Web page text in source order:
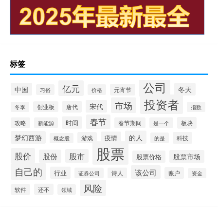
标签
中国 习俗 亿元 价格 元宵节 公司 冬天
冬季 创业板 唐代 宋代 市场 投资者 指数
攻略 新能源 时间 春节 春节期间 是一个 板块
梦幻西游 概念股 游戏 疫情 的人 的是 科技
股价 股份 股市 股票 股票价格 股票市场
自己的 行业 证券公司 诗人 该公司 账户 资金
软件 还不 领域 风险